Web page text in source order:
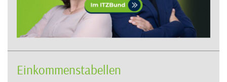
Einkommenstabellen